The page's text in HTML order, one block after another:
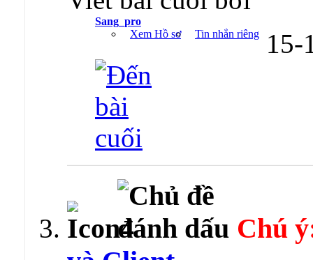
Sang_pro
Xem Hồ sơ
Tin nhắn riêng 15-
Chú